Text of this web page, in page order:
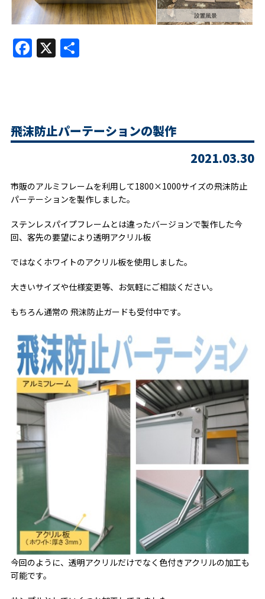
Facebook
X 共
有
飛沫防止パーテーションの製作
2021.03.30
市販のアルミフレームを利用して1800×1000サイズの飛沫防止
パーテーションを製作しました。
ステンレスパイプフレームとは違ったバージョンで製作した今
回、客先の要望により透明アクリル板
ではなくホワイトのアクリル板を使用しました。
大きいサイズや仕様変更等、お気軽にご相談ください。
もちろん通常の 飛沫防止ガードも受付中です。
今回のように、透明アクリルだけでなく色付きアクリルの加工も
可能です。